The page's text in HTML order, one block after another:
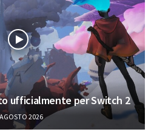
ufficialmente per Switch 2
2026